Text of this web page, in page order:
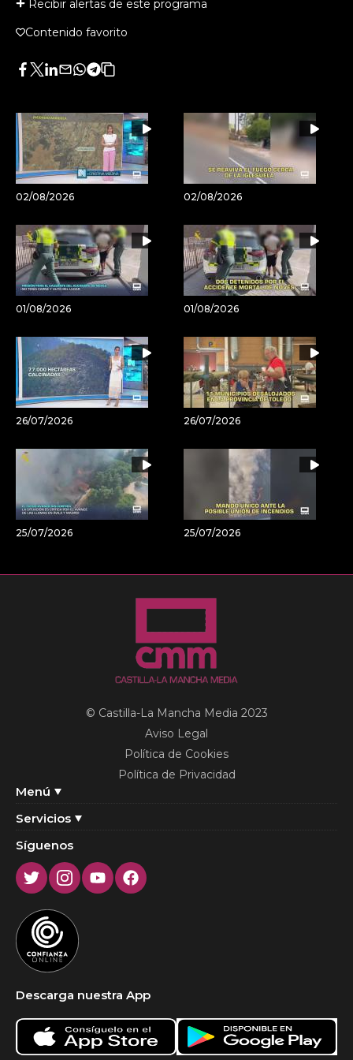
Recibir alertas de este programa
Contenido favorito
Facebook
Twitter
LinkedIn
Enviar
Whatsapp
Telegram
Copiar
artículo
02/08/2026 02/08/2026
01/08/2026 01/08/2026
26/07/2026 26/07/2026
25/07/2026 25/07/2026
Menú
Servicios
© Castilla-La Mancha Media 2023
Aviso Legal
Política de Cookies
Política de Privacidad
Síguenos
TwitterInstagram
YoutubeFacebook
Descarga nuestra App